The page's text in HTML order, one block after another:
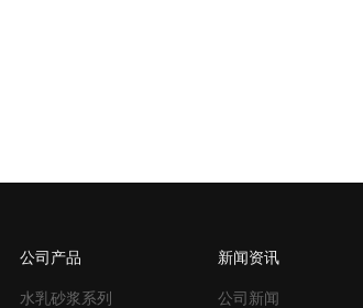
公司产品
水乳砂浆系列
新闻资讯
公司新闻